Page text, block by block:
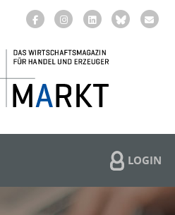
LOGIN